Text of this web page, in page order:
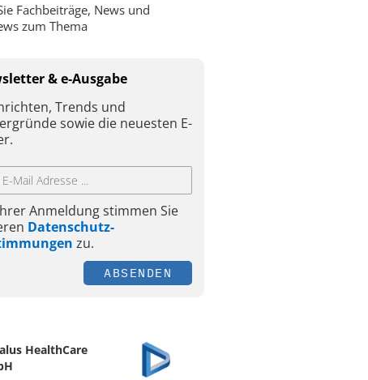
Fachbeiträge, News und
zum Thema
& e-Ausgabe
Trends und
sowie die neuesten E-
Anmeldung stimmen Sie
Datenschutz-
zu.
ABSENDEN
HealthCare